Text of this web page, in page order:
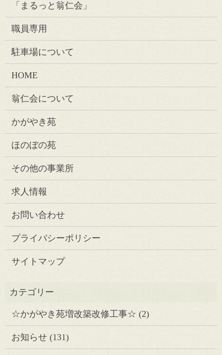
「まるっと翁仁会」
職員専用
駐車場について
HOME
翁仁会について
かがやき苑
ほのぼの苑
その他の事業所
求人情報
お問い合わせ
プライバシーポリシー
サイトマップ
☆かがやき苑増改築改修工事☆ (2)
お知らせ(131)